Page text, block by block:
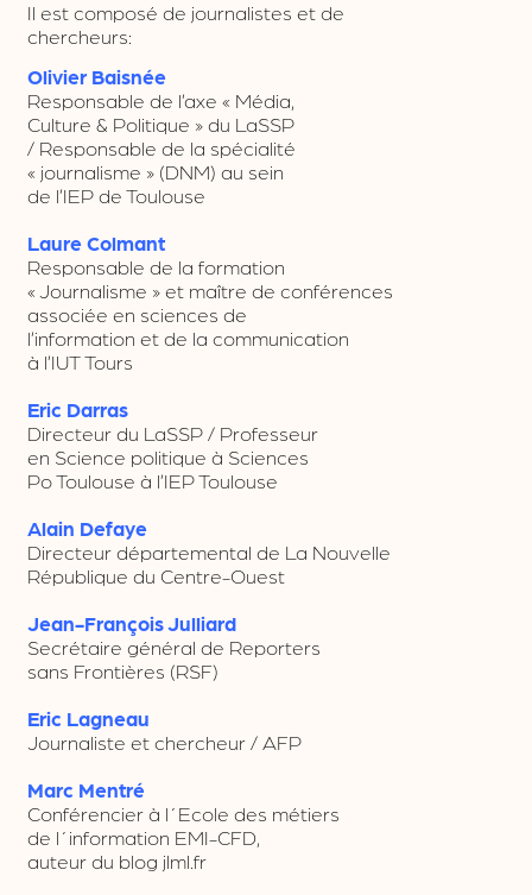
Il est composé de journalistes et de
chercheurs:
Olivier Baisnée
Responsable de l’axe « Média,
Culture & Politique » du LaSSP
/ Responsable de la spécialité
« journalisme » (DNM) au sein
de l’IEP de Toulouse
Laure Colmant
Responsable de la formation
« Journalisme » et maître de conférences
associée en sciences de
l’information et de la communication
à l’IUT Tours
Eric Darras
Directeur du LaSSP / Professeur
en Science politique à Sciences
Po Toulouse à l’IEP Toulouse
Alain Defaye
Directeur départemental de La Nouvelle
République du Centre-Ouest
Jean-François Julliard
Secrétaire général de Reporters
sans Frontières (RSF)
Eric Lagneau
Journaliste et chercheur / AFP
Marc Mentré
Conférencier à l´Ecole des métiers
de l´information EMI-CFD,
auteur du blog jlml.fr